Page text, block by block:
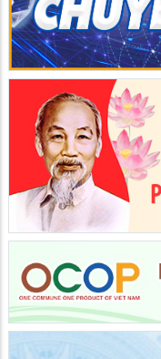
Giồng Riềng họp
lực lượng ANTT cơ sở
26/05/2026